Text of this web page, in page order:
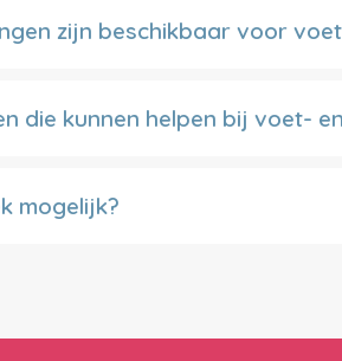
zijn beschikbaar voor
die kunnen helpen bij voet-
mogelijk?